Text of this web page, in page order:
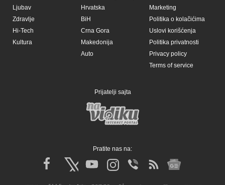
Ljubav
Zdravlje
Hi-Tech
Kultura
Hrvatska
BiH
Crna Gora
Makedonija
Auto
Marketing
Politika o kolačićima
Uslovi korišćenja
Politika privatnosti
Privacy policy
Terms of service
Prijatelji sajta
Pratite nas na: